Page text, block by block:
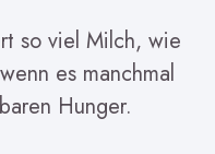
so viel Milch, wie
es manchmal
Hunger.